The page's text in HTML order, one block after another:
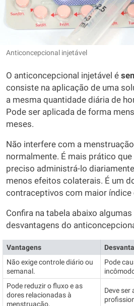
Anticoncepcional injetável
O anticoncepcional injetável é
consiste na aplicação de uma
a mesma quantidade diária de
Pode ser aplicada de forma
meses.
Não interfere com a
normalmente. É mais prático que
preciso administrá-lo
menos efeitos colaterais. É um
contraceptivos com maior índice
Confira na tabela abaixo
desvantagens do
Vantagens
Não exige controle diário ou
semanal.
Pode
Pode reduzir o fluxo e as
dores relacionadas à
menstruação.
Deve ser